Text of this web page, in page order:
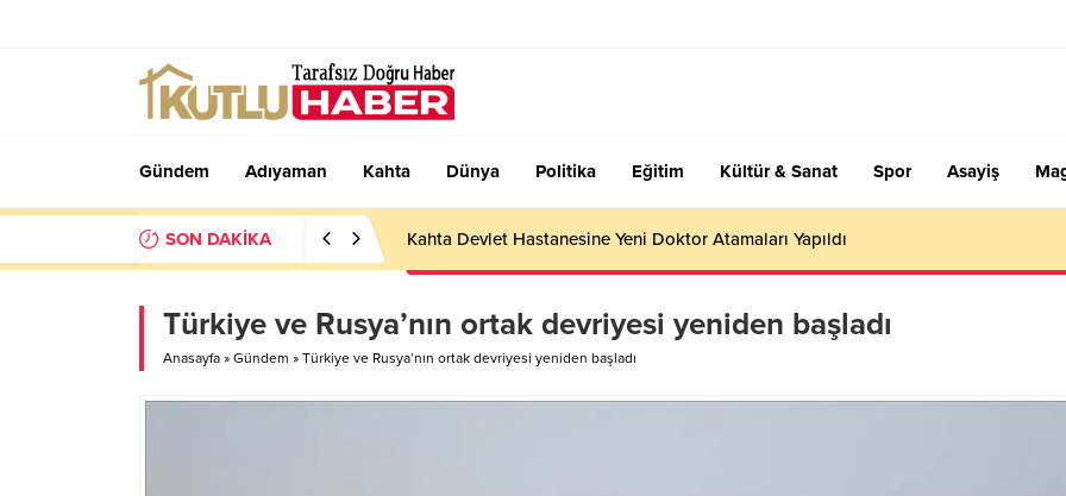
Gündem Adıyaman Kahta Dünya Politika Eğitim Kültür & Sanat Spor Asayiş
SON DAKİKA Kahta Devlet Hastanesine Yeni Doktor Atamaları Yapıldı
Türkiye ve Rusya’nın ortak devriyesi yeniden başladı
Anasayfa » Gündem » Türkiye ve Rusya’nın ortak devriyesi yeniden başladı